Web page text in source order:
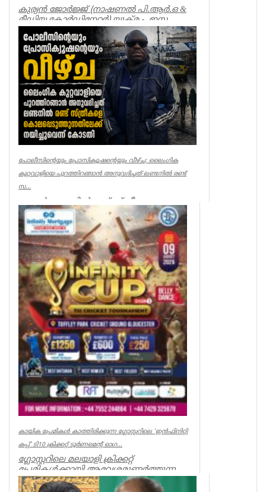
കുര്യൻ ജോർജ്ജ് (നാഷണൽ പി.ആർ.ഒ &
മീഡിയ കോർഡിനേറ്റർ) യുക്മ - ഇസ
ലണ്ടൻ കേരളപൂരം വ...
Associations
പോലീസിന്റെയും പ്രോസിക്യൂഷന്റെയും വീഴ്ച; ലൈംഗിക
കുറ്റവാളിയെ പുറത്തിറങ്ങാൻ അനുവദിച്ചത് ലണ്ടനിൽ രണ്ട്
സ...
ലണ്ടൻ: ലണ്ടനിൽ രണ്ട് സ്ത്രീകളെ
കൊലപ്പെടുത്തിയ സംഭവത്തിൽ
പോലീസിനും പ്രോസിക്യൂഷനും ഗുരുതര
വീഴ്ച്ച സംഭ...
UK NEWS
കായിക പ്രേമികള്‍ കാത്തിരിക്കുന്ന ഗ്ലോസ്റ്ററിലെ 'ഇന്‍ഫിനിറ്റി
കപ്പ്' ടി10 ക്രിക്കറ്റ് ടൂര്‍ണമെന്റ് ഓഗ...
ഗ്ലോസ്റ്ററിലെ മലയാളി ക്രിക്കറ്റ്
പ്രേമികള്‍ക്കായി ആവേശമുണര്‍ത്തുന്ന
'ഇന്‍ഫിനിറ്റി കപ്പ് - സീസണ്‍ 3'...